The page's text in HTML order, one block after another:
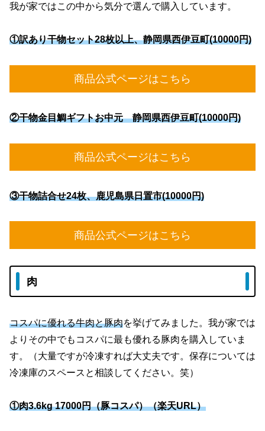
我が家ではこの中から気分で選んで購入しています。
①訳あり干物セット28枚以上、静岡県西伊豆町(10000円)
商品公式ページはこちら
②干物金目鯛ギフトお中元 静岡県西伊豆町(10000円)
商品公式ページはこちら
③干物詰合せ24枚、鹿児島県日置市(10000円)
商品公式ページはこちら
肉
コスパに優れる牛肉と豚肉を挙げてみました。我が家では
よりその中でもコスパに最も優れる豚肉を購入していま
す。（大量ですが冷凍すれば大丈夫です。保存については
冷凍庫のスペースと相談してください。笑）
①肉3.6kg 17000円（豚コスパ）（楽天URL）